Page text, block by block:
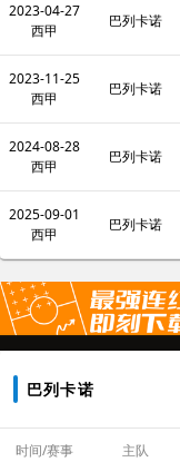
2023-04-27
西甲
巴列卡诺
2023-11-25
西甲
巴列卡诺
2024-08-28
西甲
巴列卡诺
2025-09-01
西甲
巴列卡诺
巴列卡诺
时间/赛事 主队